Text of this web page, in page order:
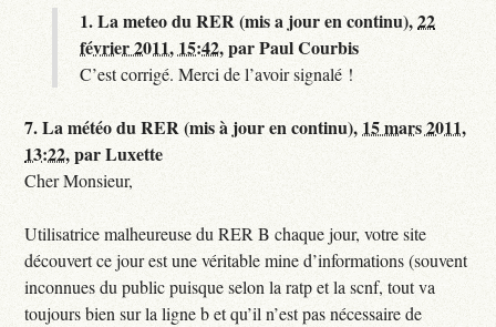
1.La meteo du RER (mis a jour en continu),22
février 2011, 15:42,parPaul Courbis
C’est corrigé. Merci de l’avoir signalé !
7.La météo du RER (mis à jour en continu), 15 mars 2011,
13:22,parLuxette
Cher Monsieur,
Utilisatrice malheureuse du RER B chaque jour, votre site
découvert ce jour est une véritable mine d’informations (souvent
inconnues du public puisque selon la ratp et la scnf, tout va
toujours bien sur la ligne b et qu’il n’est pas nécessaire de